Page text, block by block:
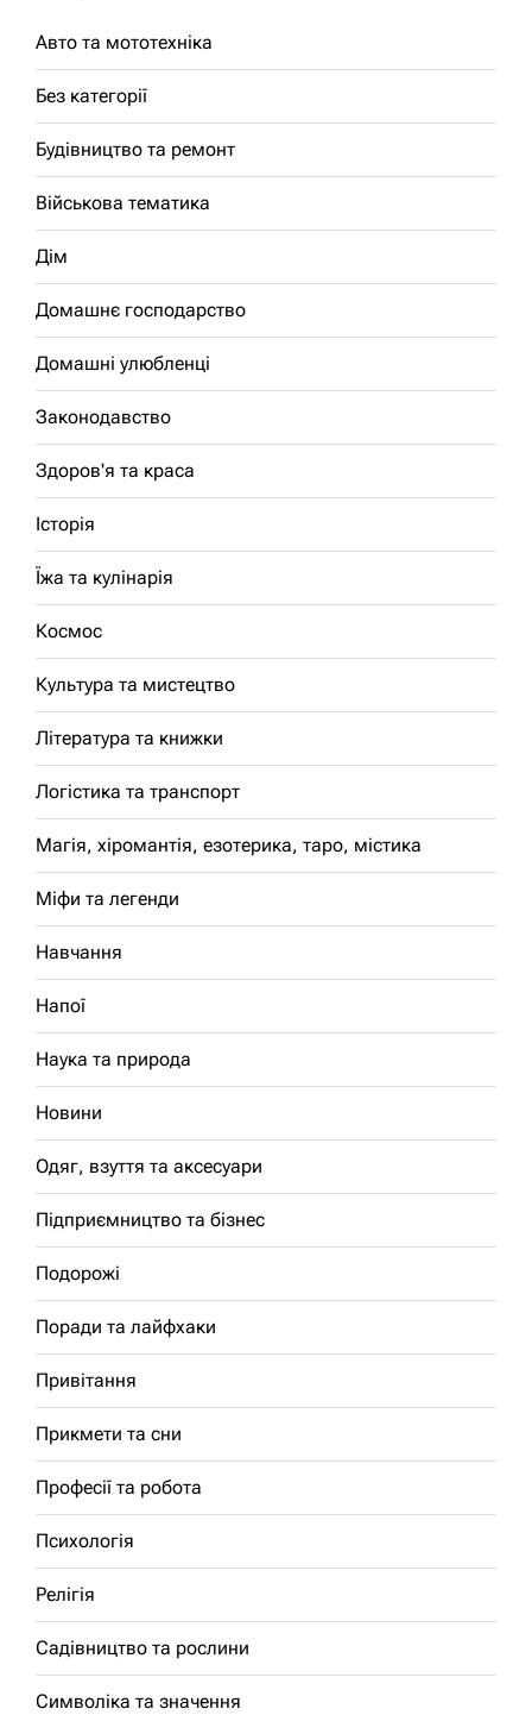
Авто та мототехніка
Без категорії
Будівництво та ремонт
Військова тематика
Дім
Домашнє господарство
Домашні улюбленці
Законодавство
Здоров'я та краса
Історія
Їжа та кулінарія
Космос
Культура та мистецтво
Література та книжки
Логістика та транспорт
Магія, хіромантія, езотерика, таро, містика
Міфи та легенди
Навчання
Напої
Наука та природа
Новини
Одяг, взуття та аксесуари
Підприємництво та бізнес
Подорожі
Поради та лайфхаки
Привітання
Прикмети та сни
Професії та робота
Психологія
Релігія
Садівництво та рослини
Символіка та значення